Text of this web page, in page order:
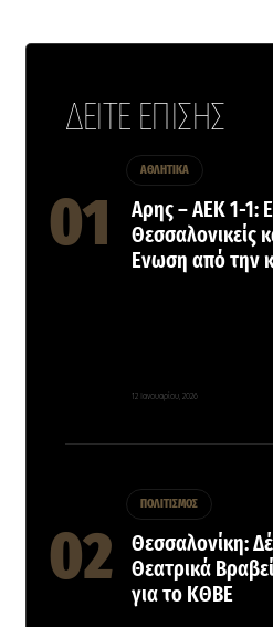
ΔΕΙΤΕ ΕΠΙΣΗΣ
ΑΘΛΗΤΙΚΑ
Αρης – ΑΕΚ 1-1:
Θεσσαλονικείς
Ενωση από την
12 Ιανουαρίου, 2026
ΠΟΛΙΤΙΣΜΟΣ
Θεσσαλονίκη:
Θεατρικά
για το ΚΘΒΕ